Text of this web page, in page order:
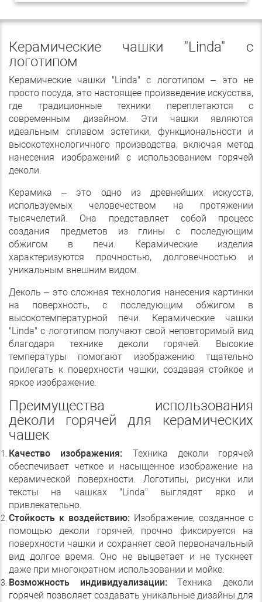
Керамические чашки "Linda" с
логотипом
Керамические чашки "Linda" с логотипом – это не
просто посуда, это настоящее произведение искусства,
где традиционные техники переплетаются с
современным дизайном. Эти чашки являются
идеальным сплавом эстетики, функциональности и
высокотехнологичного производства, включая метод
нанесения изображений с использованием горячей
деколи.
Керамика – это одно из древнейших искусств,
используемых человечеством на протяжении
тысячелетий. Она представляет собой процесс
создания предметов из глины с последующим
обжигом в печи. Керамические изделия
характеризуются прочностью, долговечностью и
уникальным внешним видом.
Деколь – это сложная технология нанесения картинки
на поверхность, с последующим обжигом в
высокотемпературной печи. Керамические чашки
"Linda" с логотипом получают свой неповторимый вид
благодаря технике деколи горячей. Высокие
температуры помогают изображению тщательно
прилегать к поверхности чашки, создавая стойкое и
яркое изображение.
Преимущества использования
деколи горячей для керамических
чашек
Качество изображения: Техника деколи горячей
обеспечивает четкое и насыщенное изображение на
керамической поверхности. Логотипы, рисунки или
тексты на чашках "Linda" выглядят ярко и
привлекательно.
Стойкость к воздействию: Изображение, созданное с
помощью деколи горячей, прочно фиксируется на
поверхности чашки и сохраняет свой первоначальный
вид долгое время. Оно не выцветает и не тускнеет
даже при многократном использовании и мойке.
Возможность индивидуализации: Техника деколи
горячей позволяет создавать уникальные дизайны для